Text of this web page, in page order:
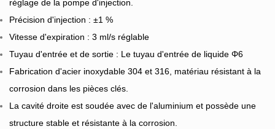
réglage de la pompe d'injection.
Précision d'injection : ±1 %
Vitesse d'expiration : 3 ml/s réglable
Tuyau d'entrée et de sortie : Le tuyau d'entrée de liquide Φ6
Fabrication d'acier inoxydable 304 et 316, matériau résistant à la
corrosion dans les pièces clés.
La cavité droite est soudée avec de l'aluminium et possède une
structure stable et résistante à la corrosion.